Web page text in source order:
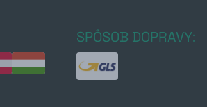
SPÔSOB DOPRAVY: